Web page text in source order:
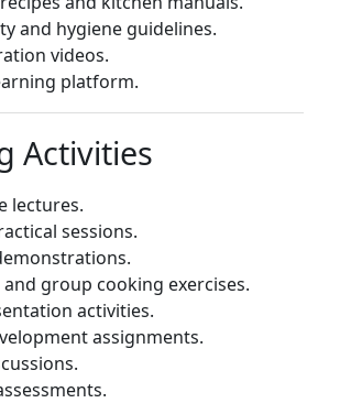
and hygiene guidelines.
videos.
platform.
Activities
lectures.
sessions.
group cooking exercises.
activities.
assignments.